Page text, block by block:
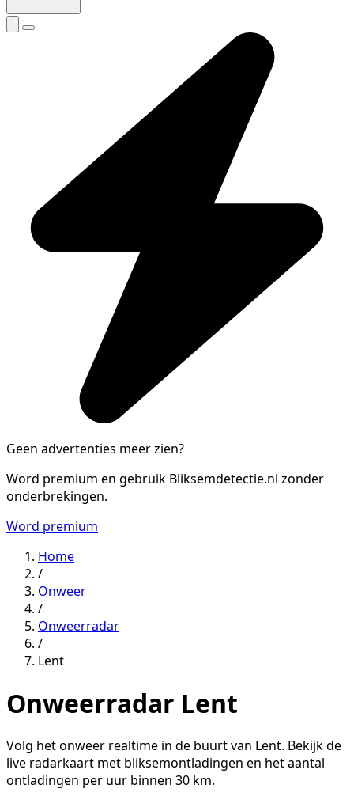
Geen advertenties meer zien?
Word premium en gebruik Bliksemdetectie.nl zonder
onderbrekingen.
Word premium
Home
/
Onweer
/
Onweerradar
/
Lent
Onweerradar Lent
Volg het onweer realtime in de buurt van Lent. Bekijk de
live radarkaart met bliksemontladingen en het aantal
ontladingen per uur binnen 30 km.